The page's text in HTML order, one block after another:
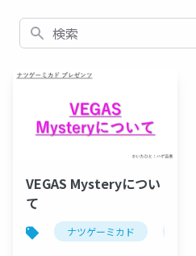
検索
VEGAS Mysteryについ
て
ナツゲーミカド